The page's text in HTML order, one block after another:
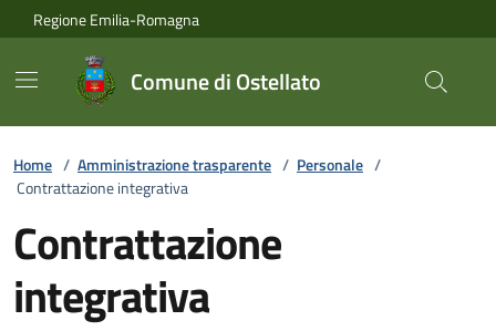
Vai ai contenuti
Vai al footer
Regione Emilia-Romagna
Comune di Ostellato
Home / Amministrazione trasparente / Personale /
Contrattazione integrativa
Contrattazione
integrativa